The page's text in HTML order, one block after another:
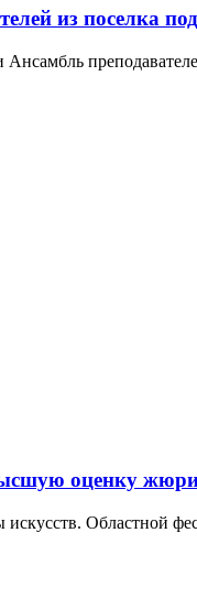
из поселка
оценку жюри
Областной